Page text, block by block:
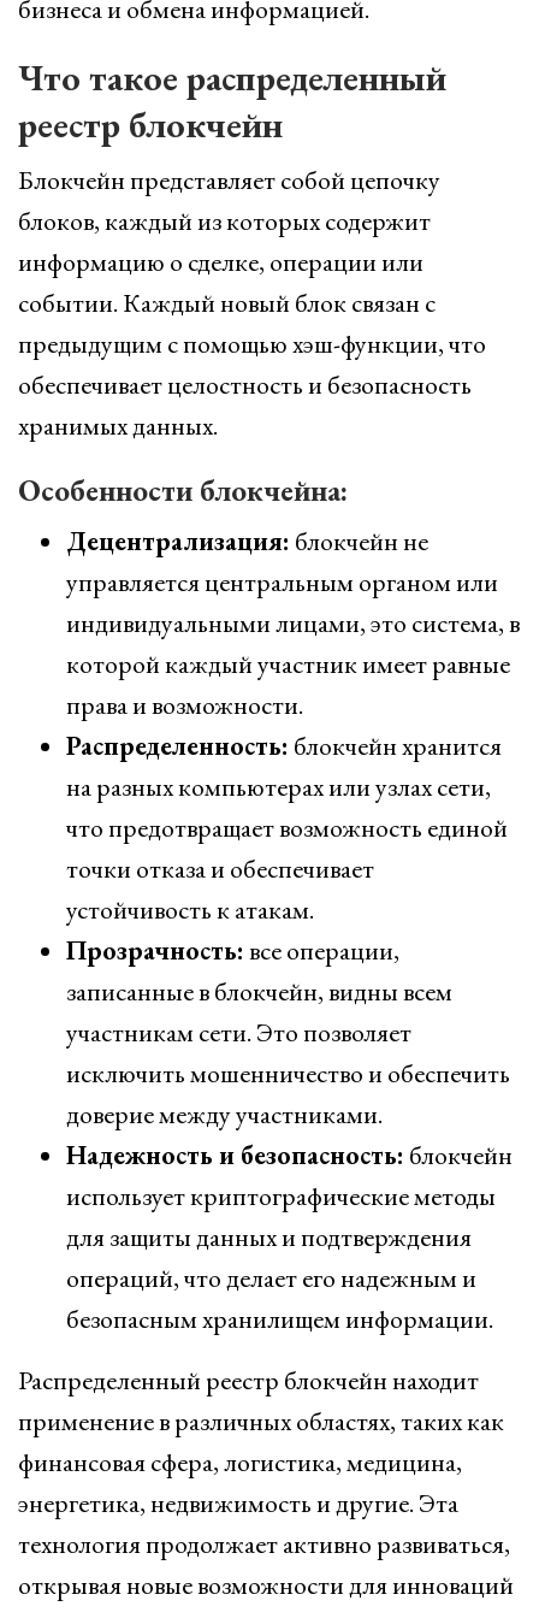
бизнеса и обмена информацией.
Что такое распределенный
реестр блокчейн
Блокчейн представляет собой цепочку
блоков, каждый из которых содержит
информацию о сделке, операции или
событии. Каждый новый блок связан с
предыдущим с помощью хэш-функции, что
обеспечивает целостность и безопасность
хранимых данных.
Особенности блокчейна:
Децентрализация: блокчейн не
управляется центральным органом или
индивидуальными лицами, это система, в
которой каждый участник имеет равные
права и возможности.
Распределенность: блокчейн хранится
на разных компьютерах или узлах сети,
что предотвращает возможность единой
точки отказа и обеспечивает
устойчивость к атакам.
Прозрачность: все операции,
записанные в блокчейн, видны всем
участникам сети. Это позволяет
исключить мошенничество и обеспечить
доверие между участниками.
Надежность и безопасность: блокчейн
использует криптографические методы
для защиты данных и подтверждения
операций, что делает его надежным и
безопасным хранилищем информации.
Распределенный реестр блокчейн находит
применение в различных областях, таких как
финансовая сфера, логистика, медицина,
энергетика, недвижимость и другие. Эта
технология продолжает активно развиваться,
открывая новые возможности для инноваций